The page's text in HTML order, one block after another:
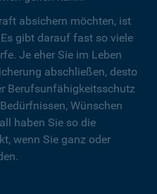
absichern möchten, ist
gibt darauf fast so viele
Je eher Sie im Leben
abschließen, desto
Berufsunfähigkeitsschutz
Wünschen
haben Sie so die
wenn Sie ganz oder